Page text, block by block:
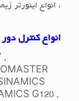
، انواع اینورتر
انواع کنترل
,
G120 ,